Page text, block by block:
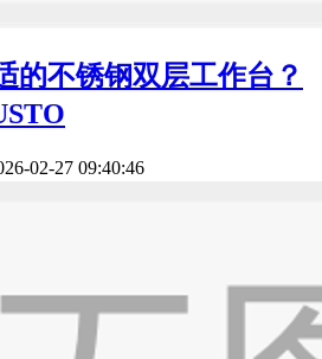
的不锈钢双层工作台？
02-27 09:40:46